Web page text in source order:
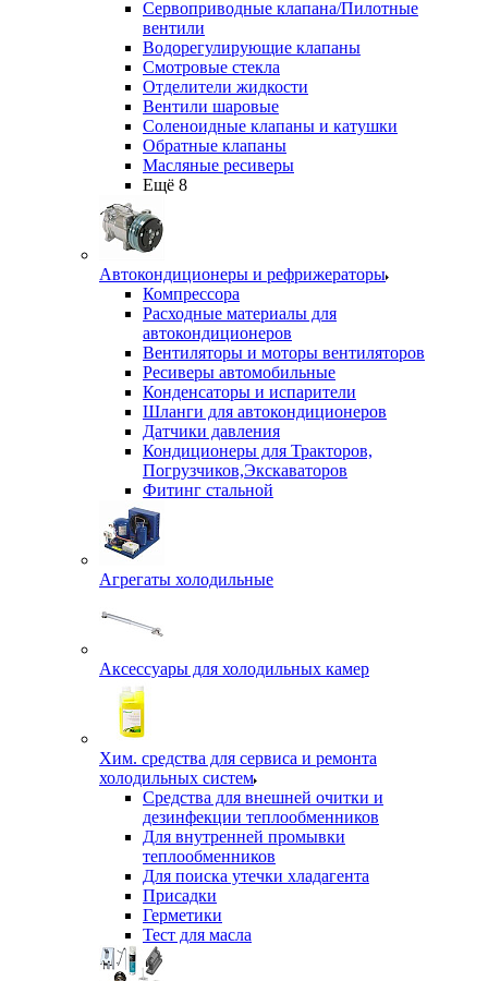
Сервоприводные клапана/Пилотные
вентили
Водорегулирующие клапаны
Смотровые стекла
Отделители жидкости
Вентили шаровые
Соленоидные клапаны и катушки
Обратные клапаны
Масляные ресиверы
Ещё 8
Автокондиционеры и рефрижераторы
Компрессора
Расходные материалы для
автокондиционеров
Вентиляторы и моторы вентиляторов
Ресиверы автомобильные
Конденсаторы и испарители
Шланги для автокондиционеров
Датчики давления
Кондиционеры для Тракторов,
Погрузчиков,Экскаваторов
Фитинг стальной
Агрегаты холодильные
Аксессуары для холодильных камер
Хим. средства для сервиса и ремонта
холодильных систем
Средства для внешней очитки и
дезинфекции теплообменников
Для внутренней промывки
теплообменников
Для поиска утечки хладагента
Присадки
Герметики
Тест для масла